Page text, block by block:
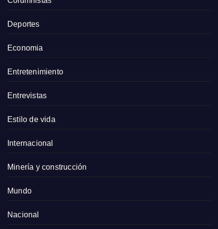
Deportes
Economia
Entretenimiento
Entrevistas
Estilo de vida
Internacional
Minería y construcción
Mundo
Nacional